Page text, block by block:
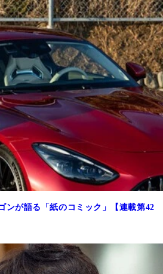
ンが語る「紙のコミック」【連載第42